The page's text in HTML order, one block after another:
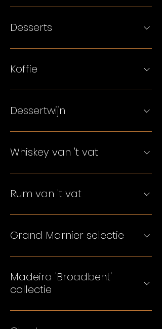
Desserts
Koffie
Dessertwijn
Whiskey van 't vat
Rum van 't vat
Grand Marnier selectie
Madeira 'Broadbent'
collectie